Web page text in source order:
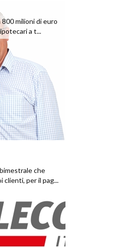
milioni di euro
a t...
che
clienti, per il pag...